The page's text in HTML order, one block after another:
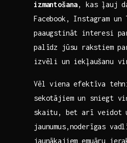
izmantošana, kas ļauj
Facebook, Instagram
paaugstināt interesi
palīdz jūsu⁣ rakstiem
izvēli un iekļaušanu
Vēl‍ viena ‌efektīva
sekotājiem un sniegt
‍skaitu,​ bet ​arī veidot
jaunumus,noderīgas
jaunākajiem emuāru